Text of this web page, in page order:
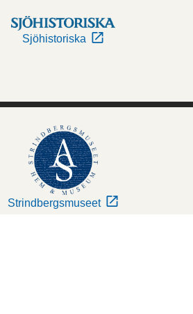
Sjöhistoriska
Strindbergsmuseet